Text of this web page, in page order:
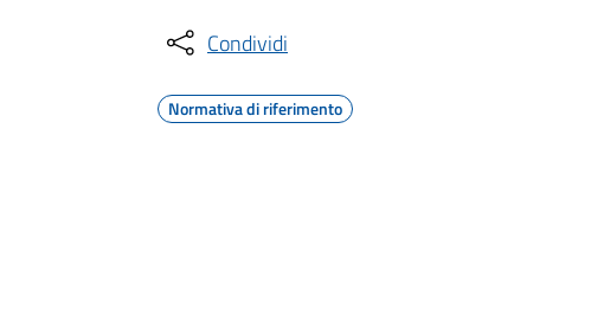
Condividi
Normativa di riferimento